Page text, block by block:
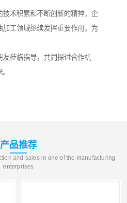
技术积累和不断创新的精神，企
加工领域继续发挥重要作用，为
友莅临指导，共同探讨合作机
产品推荐
and sales in one of the manufacturing
enterprises